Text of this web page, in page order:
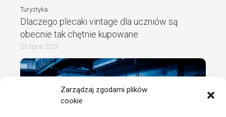
Zarządzaj zgodami plików
cookie
Turystyka
Dlaczego plecaki vintage dla uczniów są
obecnie tak chętnie kupowane
25 lipca 2025